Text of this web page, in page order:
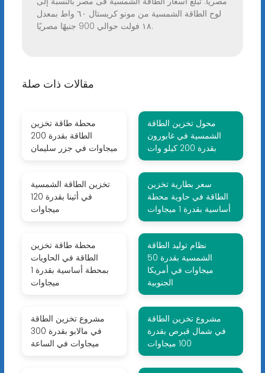
لوح الطاقة الشمسية من مونو كريستال ٦٠ واط بمعدل
١٨ فولت حوالي 900 جنيهًا مصريًا.
مقالات ذات صلة
محطة طاقة تخزين
الطاقة بقدرة 200
ميجاوات في جزر سليمان
محول تخزين الطاقة
الشمسية في غابورون
بقدرة 200 كيلو وات
تخزين الطاقة الشمسية
في أثينا بقدرة 120
ميجاوات
سعر بطارية تخزين
الطاقة في حاوية محطة
أساسية بقدرة 1 ميجاوات
محطة طاقة تخزين
الطاقة في الحاويات
بمحطة أساسية بقدرة 1
ميجاوات
نظام توليد الطاقة
الشمسية بقدرة 50
ميجاوات في أمريكا
الجنوبية
مشروع تخزين الطاقة
في مالابو بقدرة 300
ميجاوات في الساعة
مشروع تخزين الطاقة
في شمال قبرص بقدرة
100 ميجاوات